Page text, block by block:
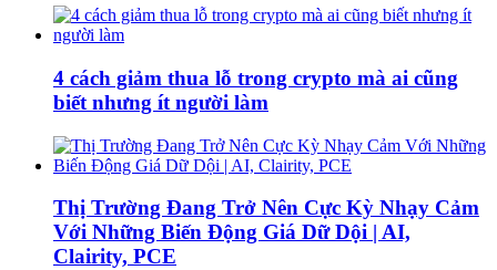
4 cách giảm thua lỗ trong crypto mà ai cũng
biết nhưng ít người làm
Thị Trường Đang Trở Nên Cực Kỳ Nhạy Cảm
Với Những Biến Động Giá Dữ Dội | AI,
Clairity, PCE